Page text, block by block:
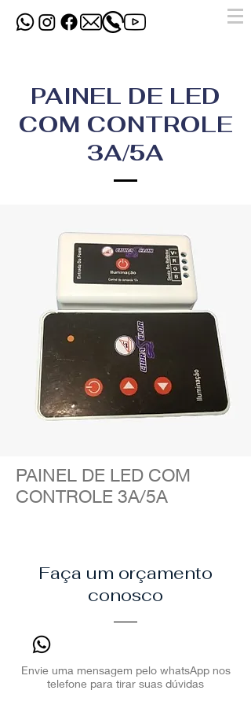
PAINEL DE LED
COM CONTROLE
3A/5A
PAINEL DE LED COM
CONTROLE 3A/5A
Faça um orçamento
conosco
Envie uma mensagem pelo whatsApp nos
telefone para tirar suas dúvidas